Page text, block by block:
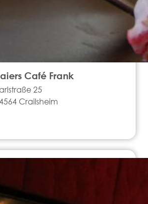
Café Frank
25
Crailsheim